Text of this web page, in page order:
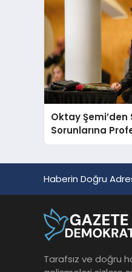
Oktay
Sorunlarına
Müdahale ve
Haberin Doğru
Tarafsız ve doğru